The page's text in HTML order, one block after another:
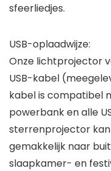
sfeerliedjes.
USB-oplaadwijze:
Onze lichtprojector
USB-kabel
kabel is compatibel
powerbank en alle
sterrenprojector
gemakkelijk naar
slaapkamer- en